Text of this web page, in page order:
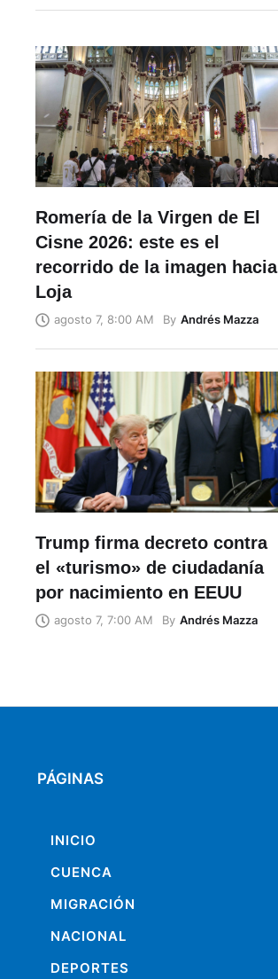
Romería de la Virgen de El
Cisne 2026: este es el
recorrido de la imagen hacia
Loja
agosto 7, 8:00 AM By Andrés Mazza
Trump firma decreto contra
el «turismo» de ciudadanía
por nacimiento en EEUU
agosto 7, 7:00 AM By Andrés Mazza
PÁGINAS
INICIO
CUENCA
MIGRACIÓN
NACIONAL
DEPORTES